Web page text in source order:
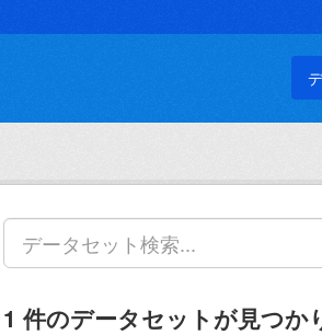
1 件のデータセットが見つか